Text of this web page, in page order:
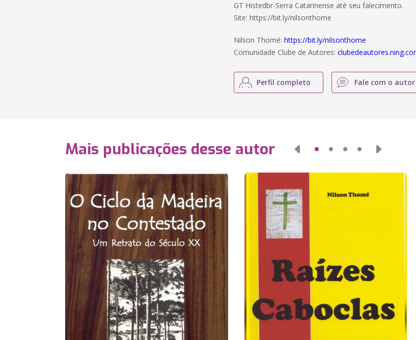
GT Histedbr-Serra Catarinense até seu falecimento.
Site: https://bit.ly/nilsonthome
Nilson Thomé:https://bit.ly/nilsonthome
Comunidade Clube de Autores:
Perfil completo Fale com o autor
Mais publicações desse autor